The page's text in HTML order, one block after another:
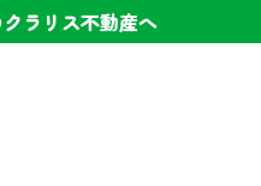
ラリス不動産へ